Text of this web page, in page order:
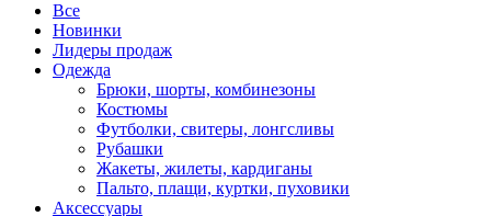
Все
Новинки
Лидеры продаж
Одежда
Брюки, шорты, комбинезоны
Костюмы
Футболки, свитеры, лонгсливы
Рубашки
Жакеты, жилеты, кардиганы
Пальто, плащи, куртки, пуховики
Аксессуары